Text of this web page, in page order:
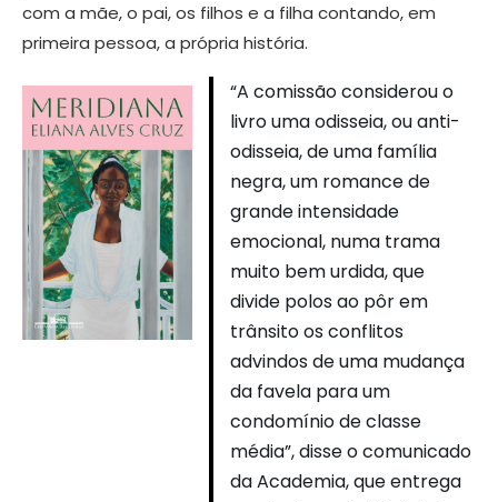
com a mãe, o pai, os filhos e a filha contando, em
primeira pessoa, a própria história.
“A comissão considerou o
livro uma odisseia, ou anti-
odisseia, de uma família
negra, um romance de
grande intensidade
emocional, numa trama
muito bem urdida, que
divide polos ao pôr em
trânsito os conflitos
advindos de uma mudança
da favela para um
condomínio de classe
média”, disse o comunicado
da Academia, que entrega